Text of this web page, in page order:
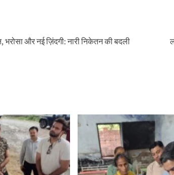
और नई ज़िंदगी: नारी निकेतन की बदली